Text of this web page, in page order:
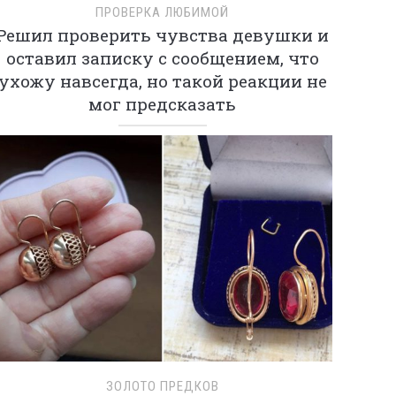
ПРОВЕРКА ЛЮБИМОЙ
проверить чувства девушки и
оставил записку с сообщением, что
навсегда, но такой реакции не
мог предсказать
ЗОЛОТО ПРЕДКОВ